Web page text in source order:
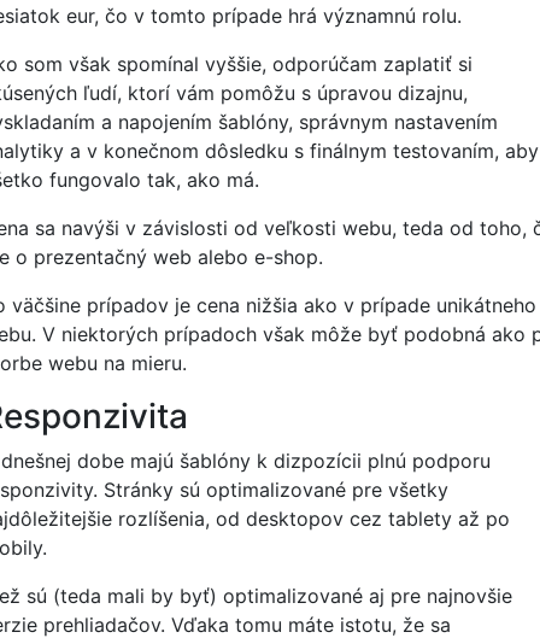
eur, čo v tomto prípade hrá významnú rolu.
som však spomínal vyššie, odporúčam zaplatiť si
ľudí, ktorí vám pomôžu s úpravou dizajnu,
a napojením šablóny, správnym nastavením
a v konečnom dôsledku s finálnym testovaním, aby
fungovalo tak, ako má.
sa navýši v závislosti od veľkosti webu, teda od toho,
o prezentačný web alebo e-shop.
väčšine prípadov je cena nižšia ako v prípade unikátneho
V niektorých prípadoch však môže byť podobná ako
webu na mieru.
dobe majú šablóny k dizpozícii plnú podporu
Stránky sú optimalizované pre všetky
rozlíšenia, od desktopov cez tablety až po
sú (teda mali by byť) optimalizované aj pre najnovšie
prehliadačov. Vďaka tomu máte istotu, že sa